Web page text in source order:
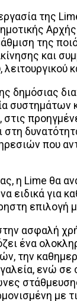
της
της
και
δημόσιας
συστημάτων
που
η Lime θα
ειδικά για
επιλογή
ασφαλή
ένα
την
ενώ
με